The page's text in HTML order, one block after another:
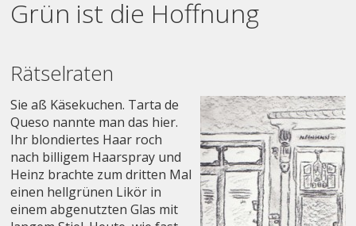
Grün ist die Hoffnung
Rätselraten
Sie aß Käsekuchen. Tarta de
Queso nannte man das hier.
Ihr blondiertes Haar roch
nach billigem Haarspray und
Heinz brachte zum dritten Mal
einen hellgrünen Likör in
einem abgenutzten Glas mit